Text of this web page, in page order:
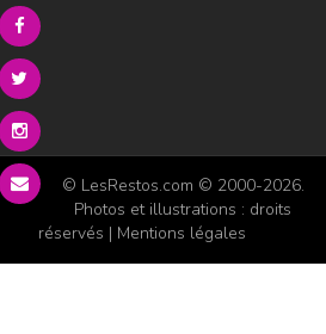
© LesRestos.com © 2000-2026.
Photos et illustrations : droits
réservés | Mentions légales